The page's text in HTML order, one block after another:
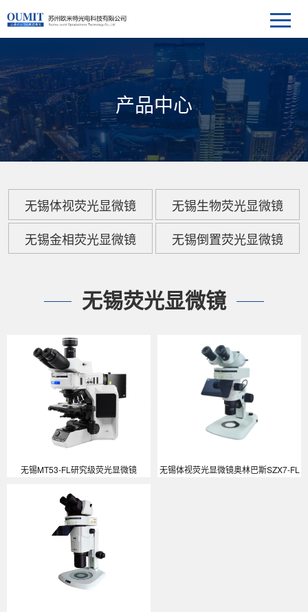
产品中心
无锡体视荧光显微镜
无锡生物荧光显微镜
无锡金相荧光显微镜
无锡倒置荧光显微镜
无锡荧光显微镜
无锡MT53-FL研究级荧光显微镜 无锡体视荧光显微镜奥林巴斯SZX7-FL